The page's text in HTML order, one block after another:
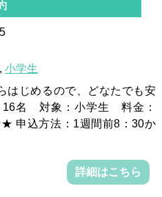
,小学生
はじめるので、どなたでも安
16名 対象：小学生 料金：
込方法：1週間前8：30か
詳細はこちら